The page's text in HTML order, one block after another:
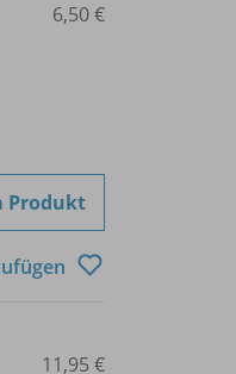
6,50 €
Produkt
11,95 €